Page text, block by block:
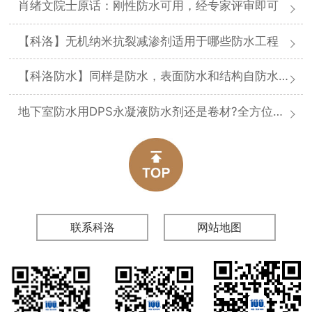
肖绪文院士原话：刚性防水可用，经专家评审即可
【科洛】无机纳米抗裂减渗剂适用于哪些防水工程
【科洛防水】同样是防水，表面防水和结构自防水差在哪
地下室防水用DPS永凝液防水剂还是卷材?全方位对比分析
联系科洛 网站地图